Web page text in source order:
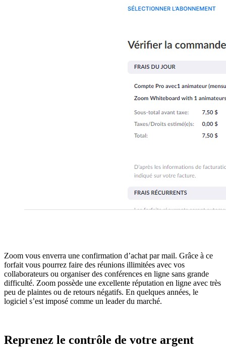
Zoom vous enverra une confirmation d’achat par mail. Grâce à ce
forfait vous pourrez faire des réunions illimitées avec vos
collaborateurs ou organiser des conférences en ligne sans grande
difficulté. Zoom possède une excellente réputation en ligne avec très
peu de plaintes ou de retours négatifs. En quelques années, le
logiciel s’est imposé comme un leader du marché.
Reprenez le contrôle de votre argent